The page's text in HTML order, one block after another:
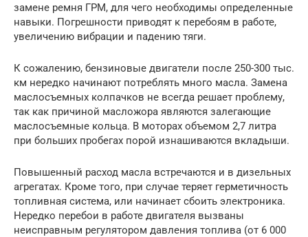
замене ремня ГРМ, для чего необходимы определенные
навыки. Погрешности приводят к перебоям в работе,
увеличению вибрации и падению тяги.
К сожалению, бензиновые двигатели после 250-300 тыс.
км нередко начинают потреблять много масла. Замена
маслосъемных колпачков не всегда решает проблему,
так как причиной масложора являются залегающие
маслосъемные кольца. В моторах объемом 2,7 литра
при больших пробегах порой изнашиваются вкладыши.
Повышенный расход масла встречаются и в дизельных
агрегатах. Кроме того, при случае теряет герметичность
топливная система, или начинает сбоить электроника.
Нередко перебои в работе двигателя вызваны
неисправным регулятором давления топлива (от 6 000